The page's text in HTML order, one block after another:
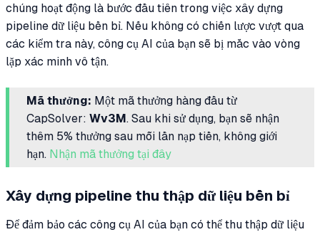
chúng hoạt động là bước đầu tiên trong việc xây dựng
pipeline dữ liệu bền bỉ. Nếu không có chiến lược vượt qua
các kiểm tra này, công cụ AI của bạn sẽ bị mắc vào vòng
lặp xác minh vô tận.
Mã thưởng: Một mã thưởng hàng đầu từ
CapSolver: Wv3M. Sau khi sử dụng, bạn sẽ nhận
thêm 5% thưởng sau mỗi lần nạp tiền, không giới
hạn. Nhận mã thưởng tại đây
Xây dựng pipeline thu thập dữ liệu bền bỉ
Để đảm bảo các công cụ AI của bạn có thể thu thập dữ liệu